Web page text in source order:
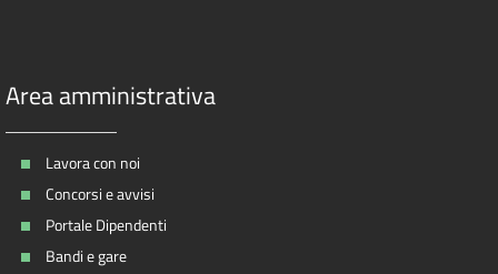
Area amministrativa
Lavora con noi
Concorsi e avvisi
Portale Dipendenti
Bandi e gare